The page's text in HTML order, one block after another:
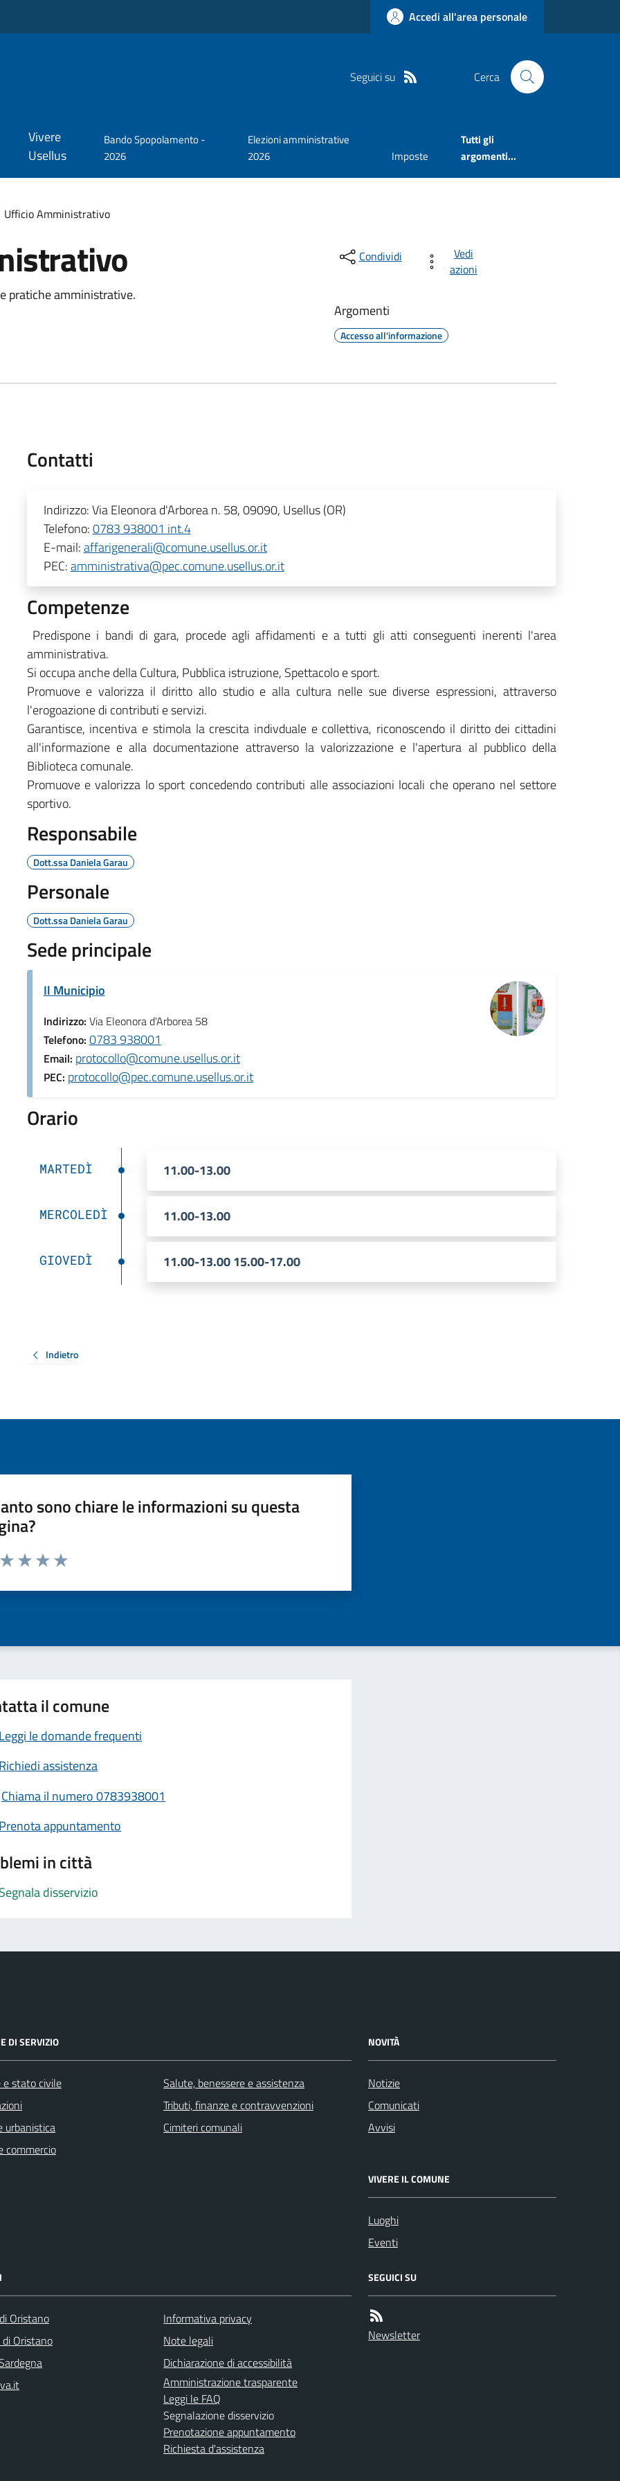
Accedi all'area personale
Seguici su Cerca
Vivere
Usellus
Bando Spopolamento -
2026
Elezioni amministrative
2026
Imposte
Tutti gli
argomenti...
Ufficio Amministrativo
pratiche amministrative.
Condividi
Vedi
azioni
Argomenti
Accesso all'informazione
Contatti
Indirizzo:Via Eleonora d'Arborea n. 58, 09090, Usellus (OR)
Telefono:0783 938001 int.4
E-mail:affarigenerali@comune.usellus.or.it
PEC:amministrativa@pec.comune.usellus.or.it
Competenze
Predispone i bandi di gara, procede agli affidamenti e a tutti gli atti conseguenti inerenti l'area
amministrativa.
Si occupa anche della Cultura, Pubblica istruzione, Spettacolo e sport.
Promuove e valorizza il diritto allo studio e alla cultura nelle sue diverse espressioni, attraverso
l'erogoazione di contributi e servizi.
Garantisce, incentiva e stimola la crescita indivduale e collettiva, riconoscendo il diritto dei cittadini
all'informazione e alla documentazione attraverso la valorizzazione e l'apertura al pubblico della
Biblioteca comunale.
Promuove e valorizza lo sport concedendo contributi alle associazioni locali che operano nel settore
sportivo.
Responsabile
Dott.ssa Daniela Garau
Personale
Dott.ssa Daniela Garau
Sede principale
Il Municipio
Indirizzo: Via Eleonora d'Arborea 58
Telefono: 0783 938001
Email: protocollo@comune.usellus.or.it
PEC: protocollo@pec.comune.usellus.or.it
Orario
MARTEDÌ 11.00-13.00
MERCOLEDÌ 11.00-13.00
GIOVEDÌ 11.00-13.00 15.00-17.00
Indietro
sono chiare le informazioni su questa
da 1 a 5 stelle la pagina
il comune
Leggi le domande frequenti
Richiedi assistenza
Chiama il numero 0783938001
Prenota appuntamento
in città
Segnala disservizio
DI SERVIZIO
e stato civile
urbanistica
commercio
Salute, benessere e assistenza
Tributi, finanze e contravvenzioni
Cimiteri comunali
NOVITÀ
Notizie
Comunicati
Avvisi
VIVERE IL COMUNE
Luoghi
Eventi
Oristano
Oristano
Informativa privacy
Note legali
Dichiarazione di accessibilità
Amministrazione trasparente
Leggi le FAQ
Segnalazione disservizio
Prenotazione appuntamento
Richiesta d'assistenza
SEGUICI SU
Newsletter